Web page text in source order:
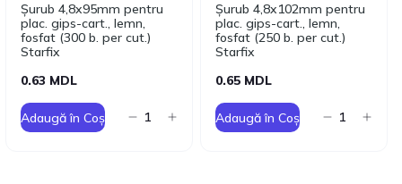
Șurub 4,8x95mm pentru
plac. gips-cart., lemn,
fosfat (300 b. per cut.)
Starfix
0.63 MDL
Adaugă în Coș
Șurub 4,8x102mm pentru
plac. gips-cart., lemn,
fosfat (250 b. per cut.)
Starfix
0.65 MDL
Adaugă în Coș